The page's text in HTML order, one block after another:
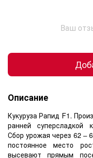
Ваш
Описание
Кукуруза Рапид F1.
ранней суперсладкой
Сбор урожая через 62 –
постоянное место
высевают прямым